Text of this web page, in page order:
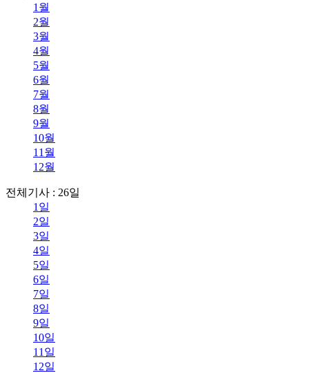
1월
2월
3월
4월
5월
6월
7월
8월
9월
10월
11월
12월
전체기사 : 26일
1일
2일
3일
4일
5일
6일
7일
8일
9일
10일
11일
12일